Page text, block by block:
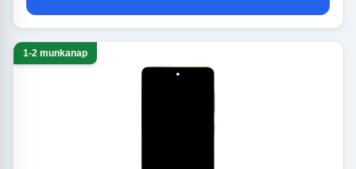
1-2 munkanap